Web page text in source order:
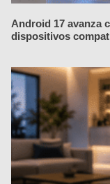
Android 17 avanza
dispositivos